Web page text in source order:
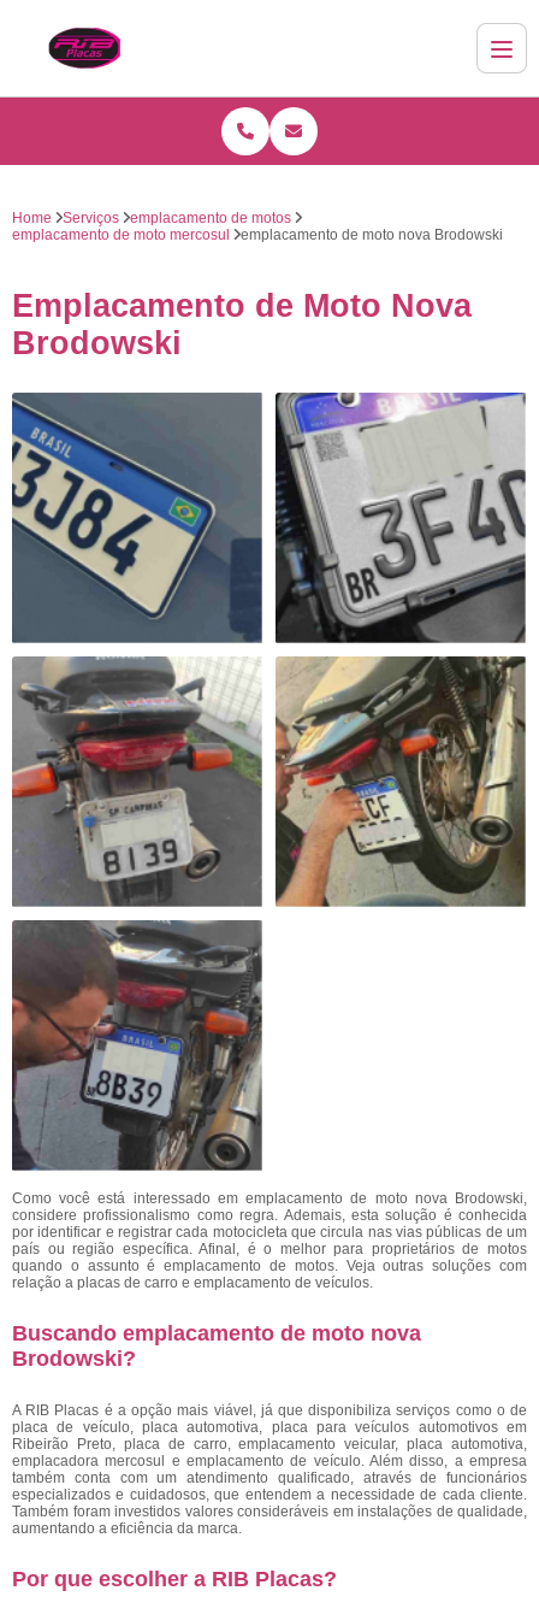
Home Serviços
emplacamento de motos
emplacamento de moto mercosul
emplacamento de moto nova Brodowski
Emplacamento de Moto Nova
Brodowski
Como você está interessado em emplacamento de moto nova Brodowski,
considere profissionalismo como regra. Ademais, esta solução é conhecida
por identificar e registrar cada motocicleta que circula nas vias públicas de um
país ou região específica. Afinal, é o melhor para proprietários de motos
quando o assunto é emplacamento de motos. Veja outras soluções com
relação a placas de carro e emplacamento de veículos.
Buscando emplacamento de moto nova
Brodowski?
A RIB Placas é a opção mais viável, já que disponibiliza serviços como o de
placa de veículo, placa automotiva, placa para veículos automotivos em
Ribeirão Preto, placa de carro, emplacamento veicular, placa automotiva,
emplacadora mercosul e emplacamento de veículo. Além disso, a empresa
também conta com um atendimento qualificado, através de funcionários
especializados e cuidadosos, que entendem a necessidade de cada cliente.
Também foram investidos valores consideráveis em instalações de qualidade,
aumentando a eficiência da marca.
Por que escolher a RIB Placas?